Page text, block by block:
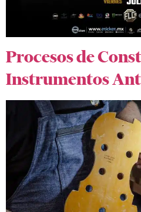
Procesos de
Instrumentos